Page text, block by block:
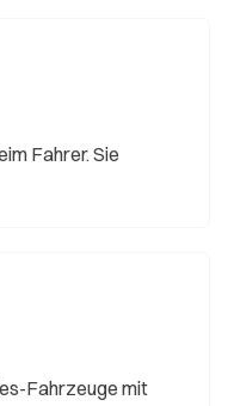
Fahrer. Sie
Fahrzeuge mit